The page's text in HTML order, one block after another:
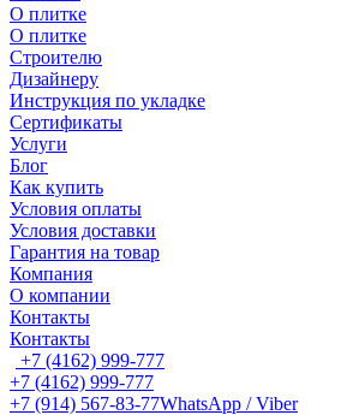
О плитке
О плитке
Строителю
Дизайнеру
Инструкция по укладке
Сертификаты
Услуги
Блог
Как купить
Условия оплаты
Условия доставки
Гарантия на товар
Компания
О компании
Контакты
Контакты
+7 (4162) 999-777
+7 (4162) 999-777
+7 (914) 567-83-77WhatsApp / Viber